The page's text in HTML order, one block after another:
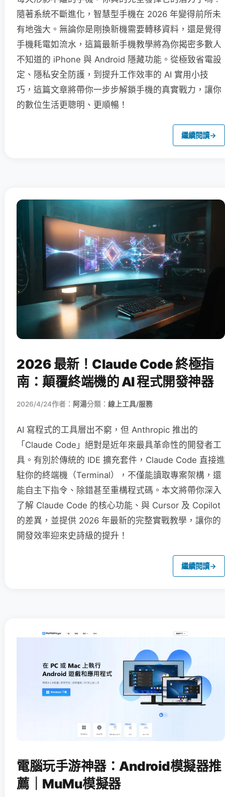
隨著系統不斷進化，智慧型手機在 2026 年變得前所未
有地強大。無論你是剛換新機需要轉移資料，還是覺得
手機耗電如流水，這篇最新手機教學將為你揭密多數人
不知道的 iPhone 與 Android 隱藏功能。從極致省電設
定、隱私安全防護，到提升工作效率的 AI 實用小技
巧，這篇文章將帶你一步步解鎖手機的真實戰力，讓你
的數位生活更聰明、更順暢！
繼續閱讀→
2026 最新！Claude Code 終極指
南：顛覆終端機的 AI 程式開發神器
2026/4/24作者： 阿湯分類： 線上工具/服務
AI 寫程式的工具層出不窮，但 Anthropic 推出的
「Claude Code」絕對是近年來最具革命性的開發者工
具。有別於傳統的 IDE 擴充套件，Claude Code 直接進
駐你的終端機（Terminal），不僅能讀取專案架構，還
能自主下指令、除錯甚至重構程式碼。本文將帶你深入
了解 Claude Code 的核心功能、與 Cursor 及 Copilot
的差異，並提供 2026 年最新的完整實戰教學，讓你的
開發效率迎來史詩級的提升！
繼續閱讀→
電腦玩手游神器：Android模擬器推
薦｜MuMu模擬器